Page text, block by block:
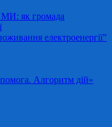
МИ: як громада
електроенергії”
Алгоритм дій»